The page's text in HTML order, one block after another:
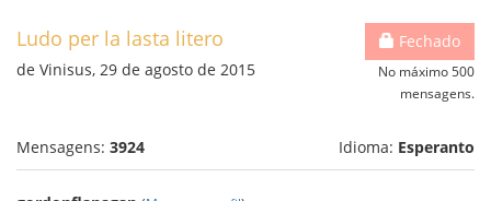
Fechado
No máximo 500
mensagens.
Ludo per la lasta litero
de Vinisus, 29 de agosto de 2015
Mensagens: 3924 Idioma: Esperanto